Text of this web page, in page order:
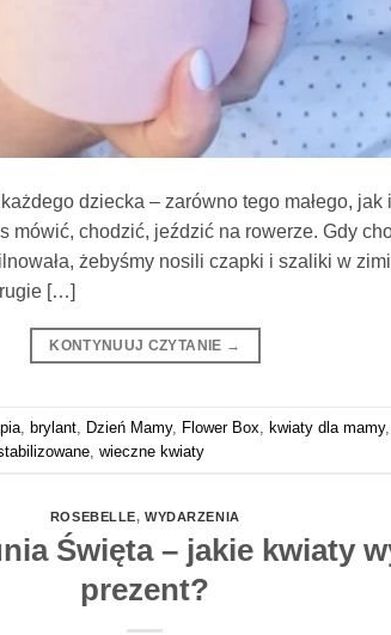
dziecka – zarówno tego małego, jak
mówić, chodzić, jeździć na rowerze. Gdy
żebyśmy nosili czapki i szaliki w
[…]
KONTYNUUJ CZYTANIE →
brylant Dzień Mamy, Flower Box kwiaty dla mamy,
wieczne kwiaty
ROSEBELLE,WYDARZENIA
Święta – jakie kwiaty
prezent?